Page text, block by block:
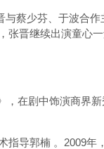
蔡少芬、于波合作
张晋继续出演童心
在剧中饰演商界新
导郭楠 。2009年